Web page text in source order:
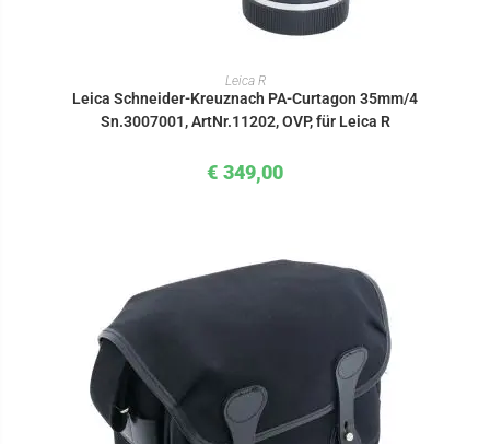
IN DEN WARENKORB
Leica R
Leica Schneider-Kreuznach PA-Curtagon 35mm/4
Sn.3007001, ArtNr.11202, OVP, für Leica R
€ 349,00